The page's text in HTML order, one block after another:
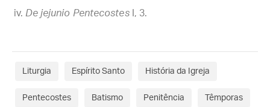
De jejunio PentecostesI, 3.
Liturgia Espírito Santo História da Igreja
Pentecostes Batismo Penitência Têmporas